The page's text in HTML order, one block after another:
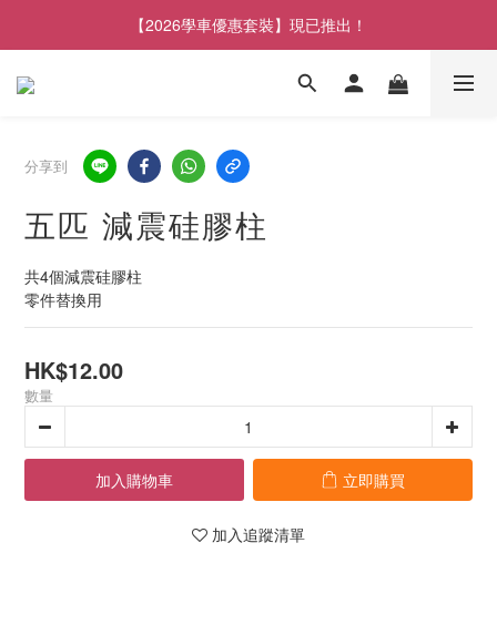
【2026學車優惠套裝】現已推出！
分享到
五匹 減震硅膠柱
共4個減震硅膠柱
零件替換用
HK$12.00
數量
加入購物車 立即購買
加入追蹤清單